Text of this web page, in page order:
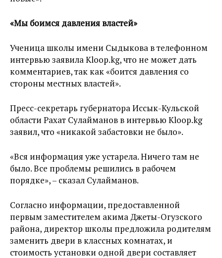
«Мы боимся давления властей»
Ученица школы имени Сыдыкова в телефонном
интервью заявила Kloop.kg, что не может дать
комментариев, так как «боится давления со
стороны местных властей».
Пресс-секретарь губернатора Иссык-Кульской
области Рахат Сулайманов в интервью Kloop.kg
заявил, что «никакой забастовки не было».
«Вся информация уже устарела. Ничего там не
было. Все проблемы решились в рабочем
порядке», – сказал Сулайманов.
Согласно информации, предоставленной
первым заместителем акима Джеты-Огузского
района, директор школы предложила родителям
заменить двери в классных комнатах, и
стоимость установки одной двери составляет